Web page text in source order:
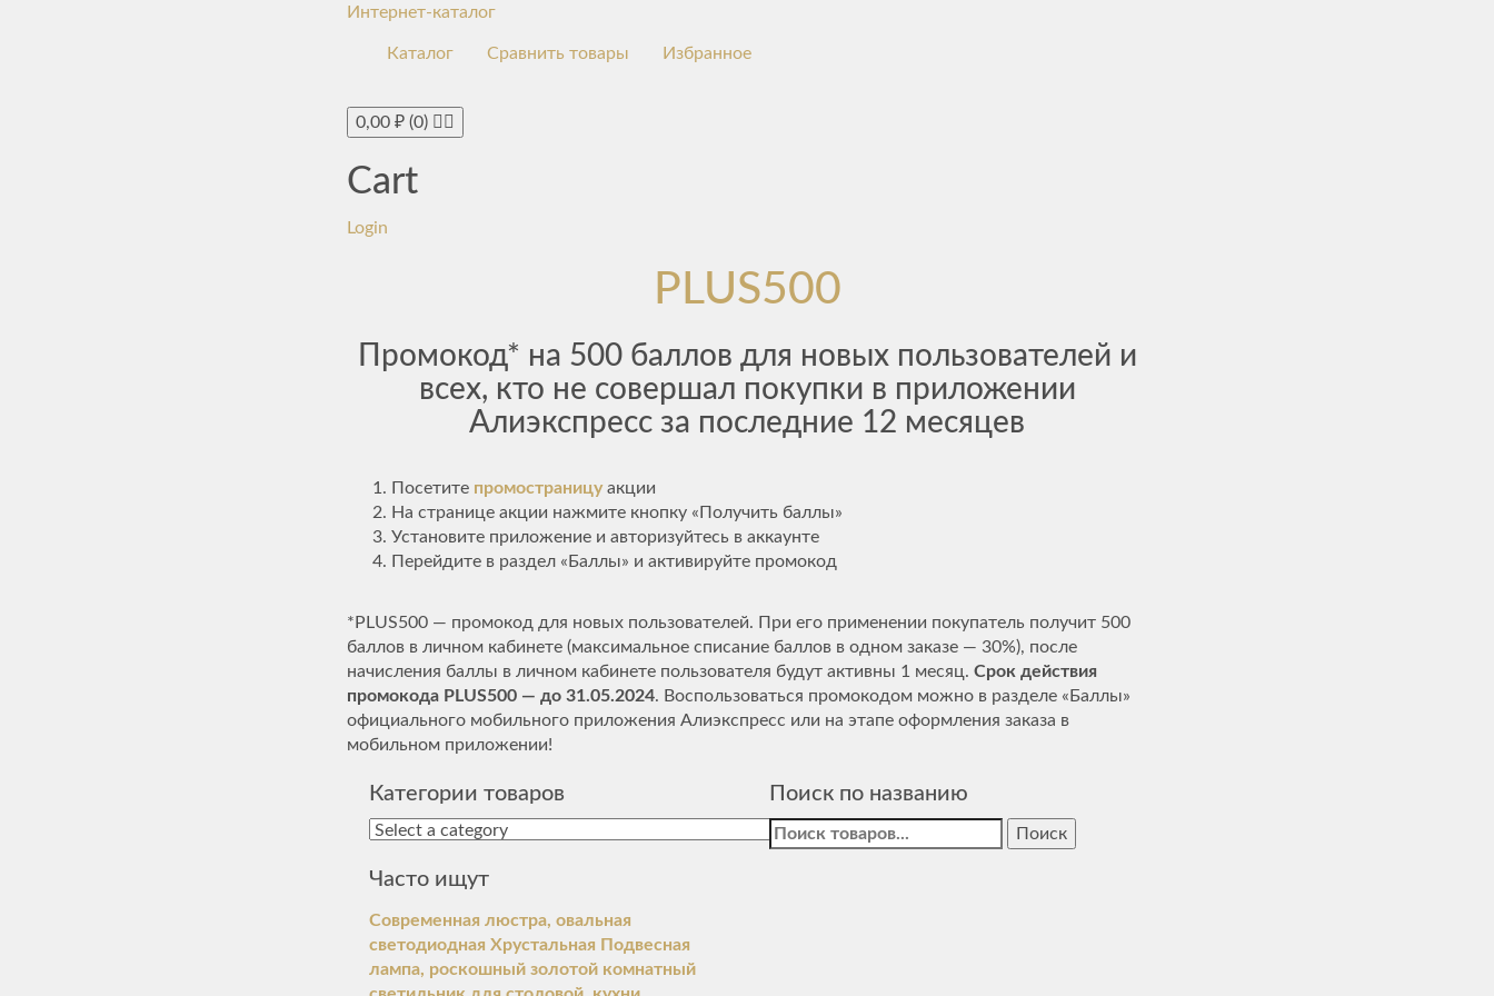
Интернет-каталог
Каталог Сравнить товары Избранное
0,00 ₽ (0)
Cart
Login
PLUS500
Промокод* на 500 баллов для новых пользователей и
всех, кто не совершал покупки в приложении
Алиэкспресс за последние 12 месяцев
Посетите промостраницу акции
На странице акции нажмите кнопку «Получить баллы»
Установите приложение и авторизуйтесь в аккаунте
Перейдите в раздел «Баллы» и активируйте промокод
*PLUS500 — промокод для новых пользователей. При его применении покупатель получит 500
баллов в личном кабинете (максимальное списание баллов в одном заказе — 30%), после
начисления баллы в личном кабинете пользователя будут активны 1 месяц. Срок действия
промокода PLUS500 — до 31.05.2024. Воспользоваться промокодом можно в разделе «Баллы»
официального мобильного приложения Алиэкспресс или на этапе оформления заказа в
мобильном приложении!
Категории товаров Поиск по названию
Найти:
Часто ищут
Современная люстра, овальная
светодиодная Хрустальная Подвесная
лампа, роскошный золотой комнатный